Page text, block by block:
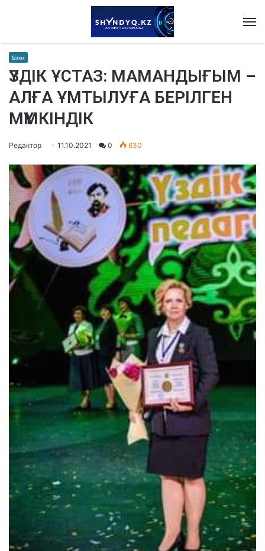
Білім
ҮЗДІК ҰСТАЗ: МАМАНДЫҒЫМ –
АЛҒА ҰМТЫЛУҒА БЕРІЛГЕН
МҮМКІНДІК
Редактор 11.10.2021 0 630